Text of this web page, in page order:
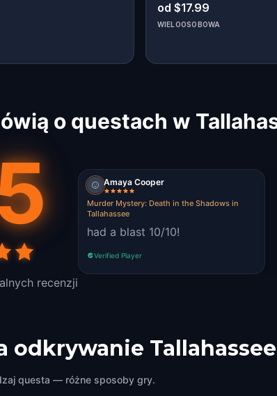
od $17.99
WIELOOSOBOWA
o questach w
recenzji
Amaya Cooper
Murder Mystery: Death in the Shadows in
Tallahassee
had a blast 10/10!
Verified Player
odkrywanie
questa — różne sposoby gry.